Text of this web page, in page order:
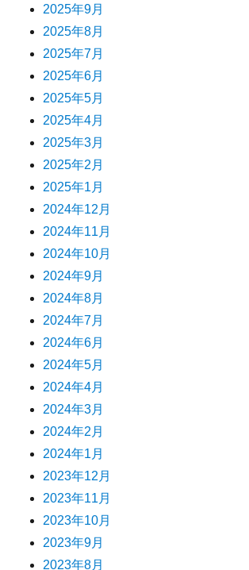
2025年9月
2025年8月
2025年7月
2025年6月
2025年5月
2025年4月
2025年3月
2025年2月
2025年1月
2024年12月
2024年11月
2024年10月
2024年9月
2024年8月
2024年7月
2024年6月
2024年5月
2024年4月
2024年3月
2024年2月
2024年1月
2023年12月
2023年11月
2023年10月
2023年9月
2023年8月